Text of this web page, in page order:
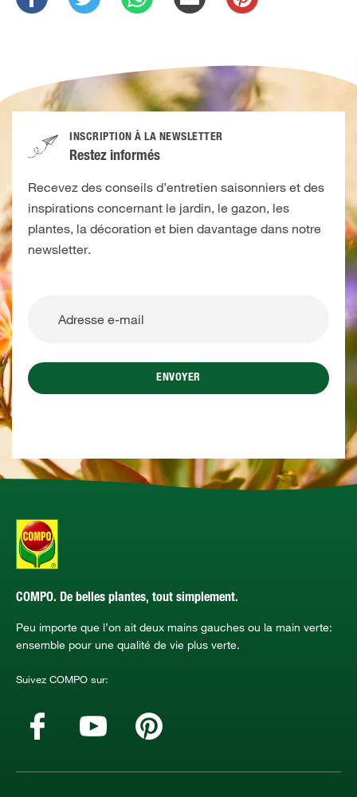
INSCRIPTION À LA NEWSLETTER
Restez informés
Recevez des conseils d’entretien saisonniers et des
inspirations concernant le jardin, le gazon, les
plantes, la décoration et bien davantage dans notre
newsletter.
ENVOYER
COMPO. De belles plantes, tout simplement.
Peu importe que l’on ait deux mains gauches ou la main verte:
ensemble pour une qualité de vie plus verte.
Suivez COMPO sur: